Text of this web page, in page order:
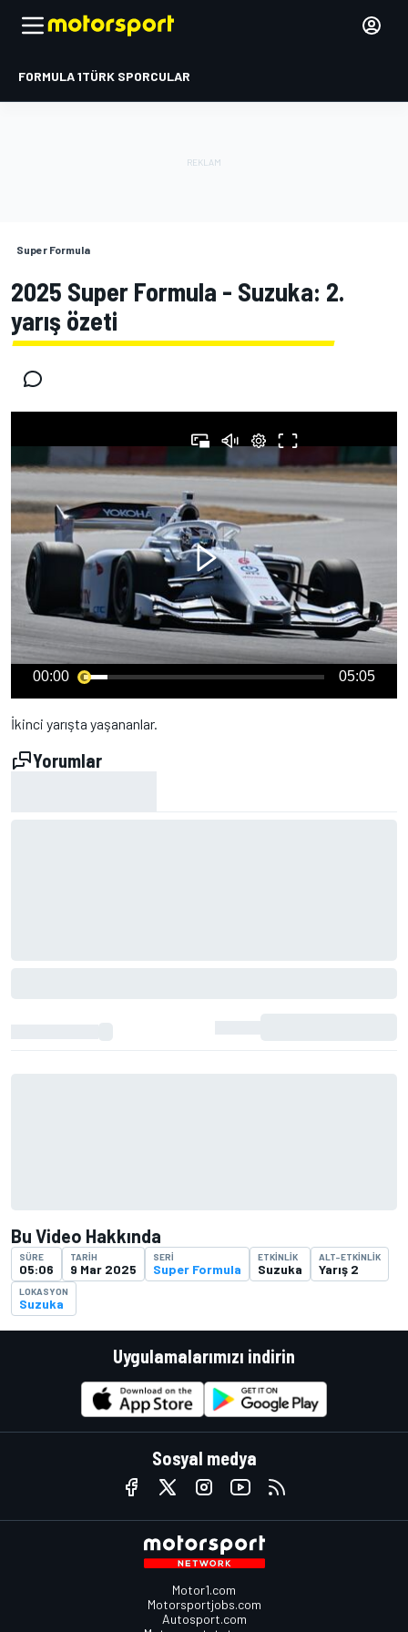
FORMULA 1TÜRK SPORCULAR
Super Formula
2025 Super Formula - Suzuka: 2.
yarış özeti
00:00 05:05
İkinci yarışta yaşananlar.
Yorumlar
Bu Video Hakkında
SÜRE
05:06
TARIH
9 Mar 2025
SERI
Super Formula
ETKINLIK
Suzuka
ALT-ETKINLIK
Yarış 2
LOKASYON
Suzuka
Uygulamalarımızı indirin
Sosyal medya
Motor1.com
Motorsportjobs.com
Autosport.com